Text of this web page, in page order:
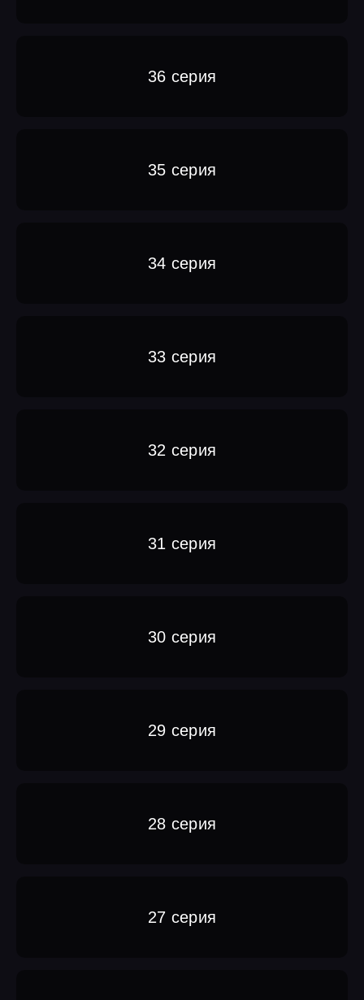
36 серия
35 серия
34 серия
33 серия
32 серия
31 серия
30 серия
29 серия
28 серия
27 серия